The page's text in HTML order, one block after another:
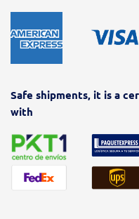
Safe shipments, it is a
with